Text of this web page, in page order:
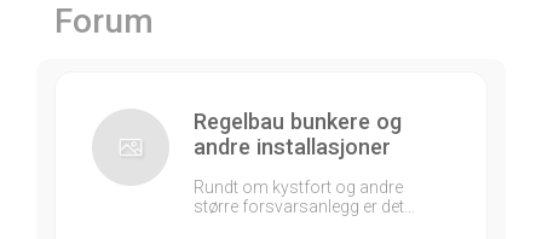
Forum
Regelbau bunkere og
andre installasjoner
Rundt om kystfort og andre
større forsvarsanlegg er det…